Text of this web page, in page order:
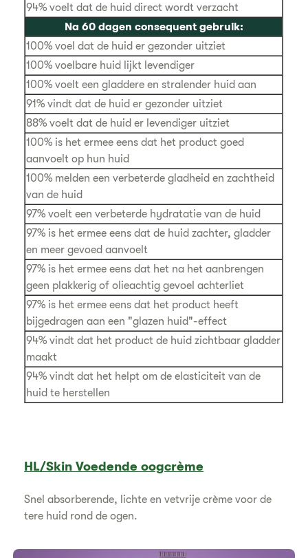
94% voelt dat de huid direct wordt verzacht
Na 60 dagen consequent gebruik:
100% voel dat de huid er gezonder uitziet
100% voelbare huid lijkt levendiger
100% voelt een gladdere en stralender huid aan
91% vindt dat de huid er gezonder uitziet
88% voelt dat de huid er levendiger uitziet
100% is het ermee eens dat het product goed
aanvoelt op hun huid
100% melden een verbeterde gladheid en zachtheid
van de huid
97% voelt een verbeterde hydratatie van de huid
97% is het ermee eens dat de huid zachter, gladder
en meer gevoed aanvoelt
97% is het ermee eens dat het na het aanbrengen
geen plakkerig of olieachtig gevoel achterliet
97% is het ermee eens dat het product heeft
bijgedragen aan een "glazen huid"-effect
94% vindt dat het product de huid zichtbaar gladder
maakt
94% vindt dat het helpt om de elasticiteit van de
huid te herstellen
HL/Skin Voedende oogcrème
Snel absorberende, lichte en vetvrije crème voor de
tere huid rond de ogen.